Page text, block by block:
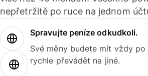
nepřetržitě po ruce na jednom
Spravujte peníze odkudkoli.
Své měny budete mít vždy
rychle převádět na jiné.